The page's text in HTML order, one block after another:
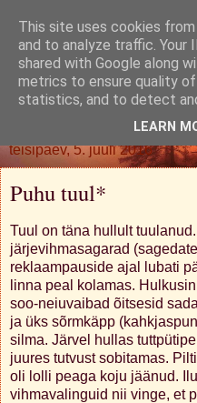
Oh. Jah.
teisipäev, 5. juuli 2016
Puhu tuul*
Tuul on täna hullult
järjevihmasagarad
reklaampauside ajal lubati
linna peal kolamas.
soo-neiuvaibad õitsesid
ja üks sõrmkäpp
silma. Järvel hullas
juures tutvust sobitamas.
oli lolli peaga koju jäänud.
vihmavalinguid nii vinge, et
This site uses cookies
and to analyze traffic. Your
shared with Google along
metrics to ensure quality
statistics, and to detect
LEARN